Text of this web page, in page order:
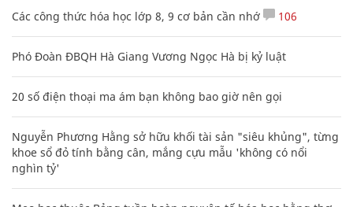
Các công thức hóa học lớp 8, 9 cơ bản cần nhớ 106
Phó Đoàn ĐBQH Hà Giang Vương Ngọc Hà bị kỷ luật
20 số điện thoại ma ám bạn không bao giờ nên gọi
Nguyễn Phương Hằng sở hữu khối tài sản "siêu khủng", từng
khoe sổ đỏ tính bằng cân, mắng cựu mẫu 'không có nổi
nghìn tỷ'